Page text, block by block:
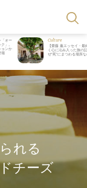
「オー
」。
ョンか
場
Culture
【齋藤 薫エッセイ・最
く心に沁み入った旅の
ぜ“死”にまつわる場所
れる
チーズ